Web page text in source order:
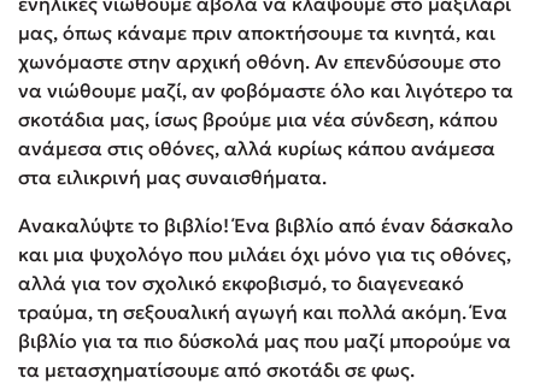
μας, όπως κάναμε πριν αποκτήσουμε τα κινητά, και
χωνόμαστε στην αρχική οθόνη. Αν επενδύσουμε στο
να νιώθουμε μαζί, αν φοβόμαστε όλο και λιγότερο τα
σκοτάδια μας, ίσως βρούμε μια νέα σύνδεση, κάπου
ανάμεσα στις οθόνες, αλλά κυρίως κάπου ανάμεσα
στα ειλικρινή μας συναισθήματα.
Ανακαλύψτε το βιβλίο! Ένα βιβλίο από έναν δάσκαλο
και μια ψυχολόγο που μιλάει όχι μόνο για τις οθόνες,
αλλά για τον σχολικό εκφοβισμό, το διαγενεακό
τραύμα, τη σεξουαλική αγωγή και πολλά ακόμη. Ένα
βιβλίο για τα πιο δύσκολά μας που μαζί μπορούμε να
τα μετασχηματίσουμε από σκοτάδι σε φως.